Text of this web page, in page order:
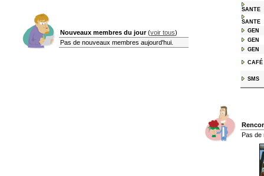
Nouveaux membres du jour(voir tous)
Pas de nouveaux membres aujourd'hui.
SANTE
SANTE
GEN
GEN
GEN
CAFÉ
SMS
Pas de